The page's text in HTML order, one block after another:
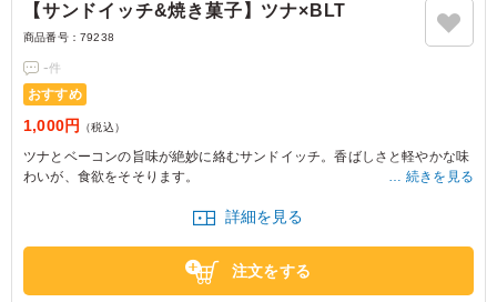
【サンドイッチ&焼き菓子】ツナ×BLT
商品番号： 79238
-件
おすすめ
1,000円 （税込）
ツナとベーコンの旨味が絶妙に絡むサンドイッチ。香ばしさと軽やかな味
わいが、食欲をそそります。
ボリューム満点で、みんなが笑顔になること間違いなしです。
続きを見る
詳細を見る
注文をする